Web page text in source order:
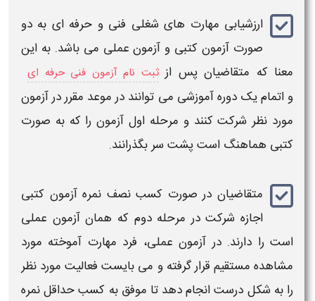
ارزشیابی مهارت های شغلی فنی و حرفه ای به دو
صورت آزمون کتبی و آزمون عملی می باشد. به این
معنا که متقاضیان پس ازثبت نام آزمون فنی حرفه ای
و اتمام یک دوره آموزشی می توانند در موعد مقرر درآزمون
مورد نظر شرکت کنند و مرحله اول آزمون را که به صورت
کتبی هماهنگ است پشت سر بگذرانند.
متقاضیان در صورت کسب نصف نمره آزمون کتبی
اجازه شرکت در مرحله دوم که همانآزمون عملی
است را دارند. در آزمون عملی، فرد مهارت آموخته مورد
مشاهده مستقیم قرار گرفته و می بایست فعالیت مورد نظر
را به شکل درست انجام دهد تا موفق به کسب حداقلنمره